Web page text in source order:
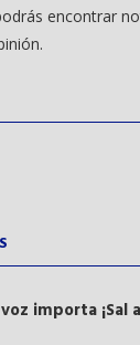
encontrar
importa ¡Sal